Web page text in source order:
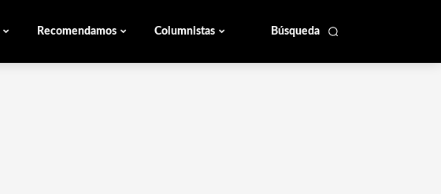
Búsqueda
Recomendamos Columnistas